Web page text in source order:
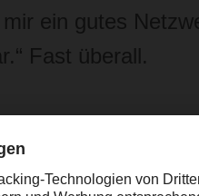
ein gutes
Fast überall.
Food
Fernverkehr in
Planning-System, mit